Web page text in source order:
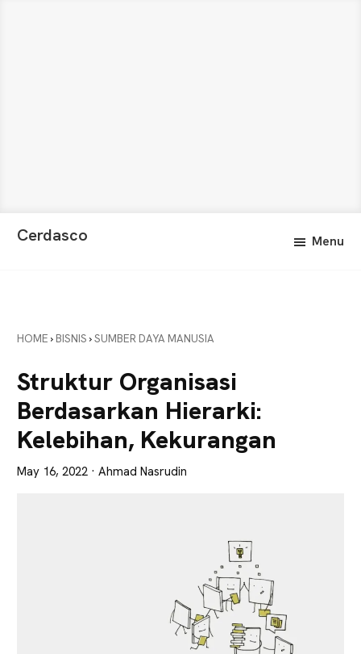
Cerdasco
Anda
Tajam
Menu
HOME › BISNIS ›SUMBER DAYA MANUSIA
Struktur Organisasi
Berdasarkan Hierarki:
Kelebihan, Kekurangan
May 16, 2022 · Ahmad Nasrudin